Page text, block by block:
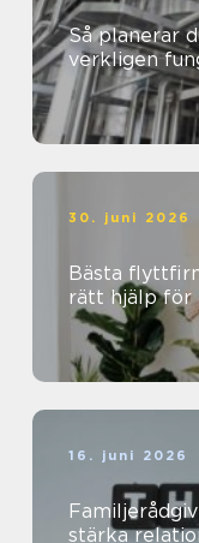
Så planerar
verkligen
30. juni 2026
Bästa
rätt hjälp för
16. juni 2026
stärka